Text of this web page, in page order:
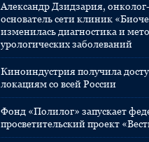
Александр Дзидзария,
основатель сети клиник
изменилась диагностика и
урологических заболеваний
Киноиндустрия получила
локациям со всей России
Фонд «Полилог» запускает
просветительский проект